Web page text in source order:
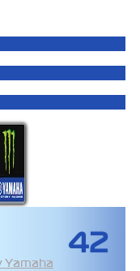
Yamaha
42